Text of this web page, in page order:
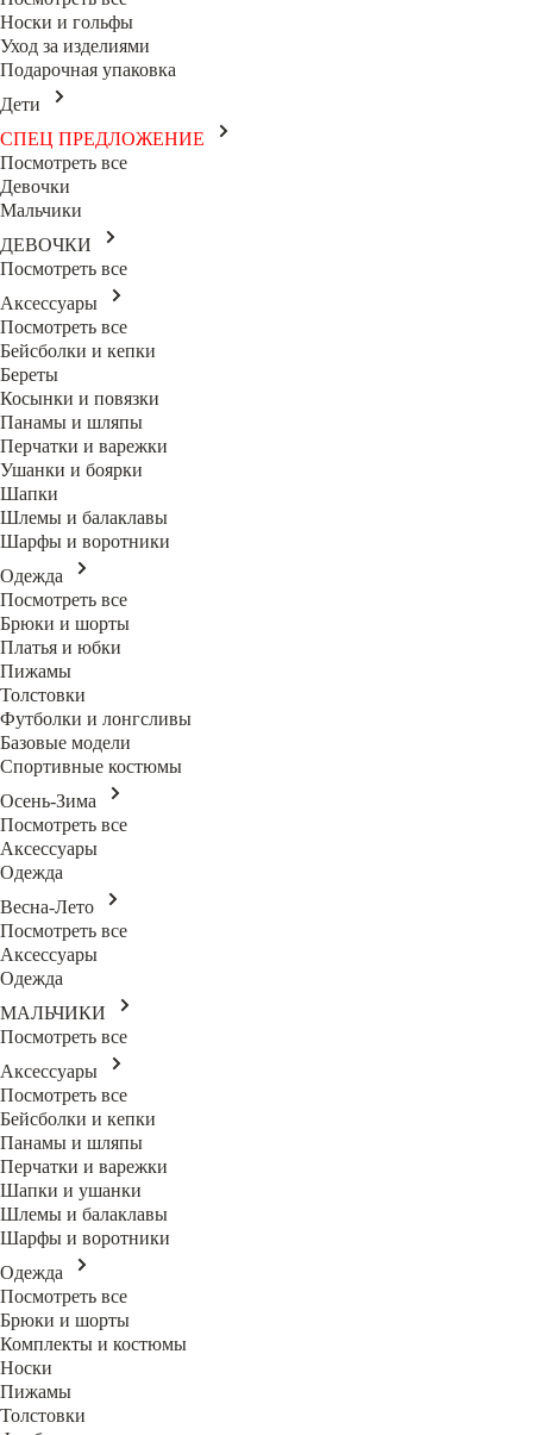
Носки и гольфы
Уход за изделиями
Подарочная упаковка
Дети
СПЕЦ ПРЕДЛОЖЕНИЕ
Посмотреть все
Девочки
Мальчики
ДЕВОЧКИ
Посмотреть все
Аксессуары
Посмотреть все
Бейсболки и кепки
Береты
Косынки и повязки
Панамы и шляпы
Перчатки и варежки
Ушанки и боярки
Шапки
Шлемы и балаклавы
Шарфы и воротники
Одежда
Посмотреть все
Брюки и шорты
Платья и юбки
Пижамы
Толстовки
Футболки и лонгсливы
Базовые модели
Спортивные костюмы
Осень-Зима
Посмотреть все
Аксессуары
Одежда
Весна-Лето
Посмотреть все
Аксессуары
Одежда
МАЛЬЧИКИ
Посмотреть все
Аксессуары
Посмотреть все
Бейсболки и кепки
Панамы и шляпы
Перчатки и варежки
Шапки и ушанки
Шлемы и балаклавы
Шарфы и воротники
Одежда
Посмотреть все
Брюки и шорты
Комплекты и костюмы
Носки
Пижамы
Толстовки